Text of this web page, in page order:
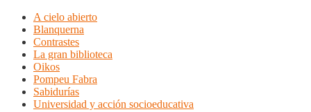
A cielo abierto
Blanquerna
Contrastes
La gran biblioteca
Oikos
Pompeu Fabra
Sabidurías
Universidad y acción socioeducativa